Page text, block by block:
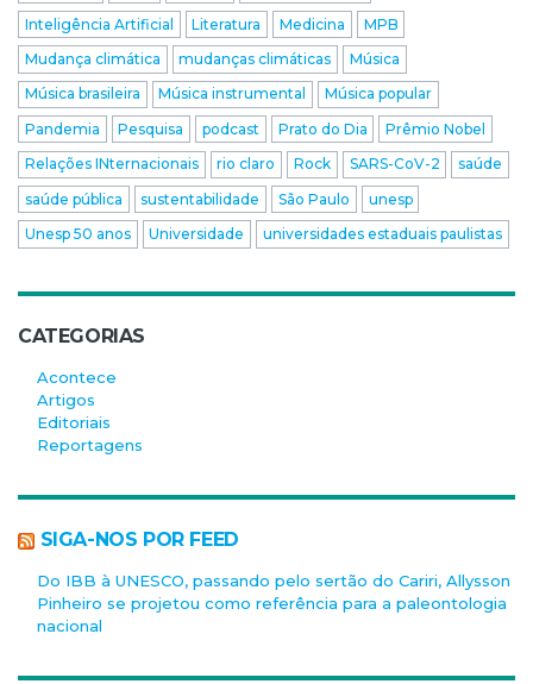
Inteligência Artificial
Literatura Medicina
MPB
Mudança climática
mudanças climáticas
Música
Música brasileira
Música instrumental
Música popular
Pandemia
Pesquisa podcast Prato do Dia
Prêmio Nobel
Relações INternacionais
rio claro Rock SARS-CoV-2
saúde
saúde pública
sustentabilidade São Paulo
unesp
Unesp 50 anos
Universidade universidades estaduais paulistas
CATEGORIAS
Acontece
Artigos
Editoriais
Reportagens
SIGA-NOS POR FEED
Do IBB à UNESCO, passando pelo sertão do Cariri, Allysson
Pinheiro se projetou como referência para a paleontologia
nacional